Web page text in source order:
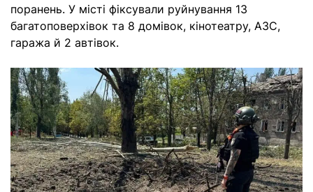
поранень. У місті фіксували руйнування 13
багатоповерхівок та 8 домівок, кінотеатру, АЗС,
гаража й 2 автівок.